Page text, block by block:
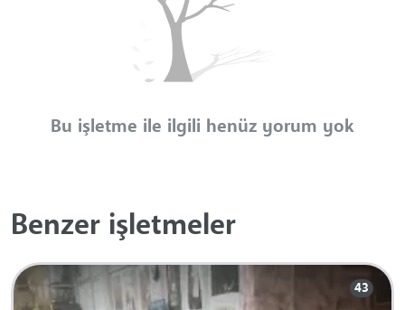
Bu işletme ile ilgili henüz yorum yok
Benzer işletmeler
43